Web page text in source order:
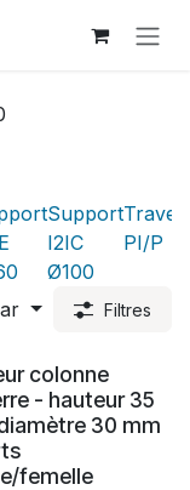
Support
I2IC
Ø100
PI/P
Filtres
colonne
- hauteur 35
30 mm
femelle